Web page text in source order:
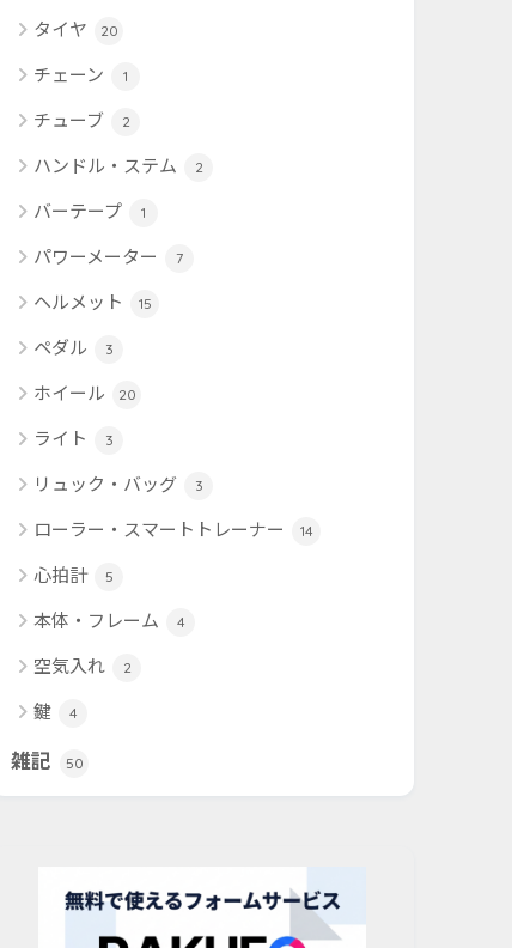
タイヤ 20
チェーン 1
チューブ 2
ハンドル・ステム 2
バーテープ 1
パワーメーター 7
ヘルメット 15
ペダル 3
ホイール 20
ライト 3
リュック・バッグ 3
ローラー・スマートトレーナー 14
心拍計 5
本体・フレーム 4
空気入れ 2
鍵 4
雑記 50